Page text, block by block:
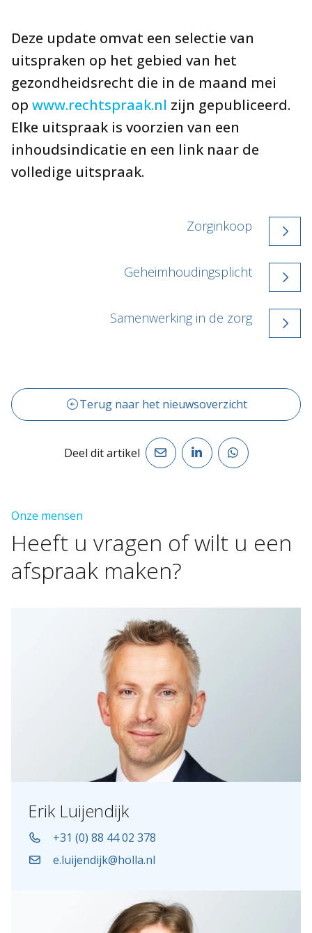
Deze update omvat een selectie van
uitspraken op het gebied van het
gezondheidsrecht die in de maand mei
op www.rechtspraak.nl zijn gepubliceerd.
Elke uitspraak is voorzien van een
inhoudsindicatie en een link naar de
volledige uitspraak.
Zorginkoop
Geheimhoudingsplicht
Samenwerking in de zorg
Terug naar het nieuwsoverzicht
Deel dit artikel
Onze mensen
Heeft u vragen ofwilt u een
afspraak maken?
Erik Luijendijk
+31 (0) 88 44 02 378
e.luijendijk@holla.nl